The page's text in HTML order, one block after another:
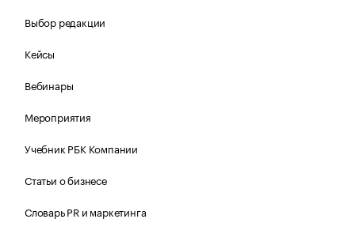
Выбор редакции
Кейсы
Вебинары
Мероприятия
Учебник РБК Компании
Статьи о бизнесе
Словарь PR и маркетинга